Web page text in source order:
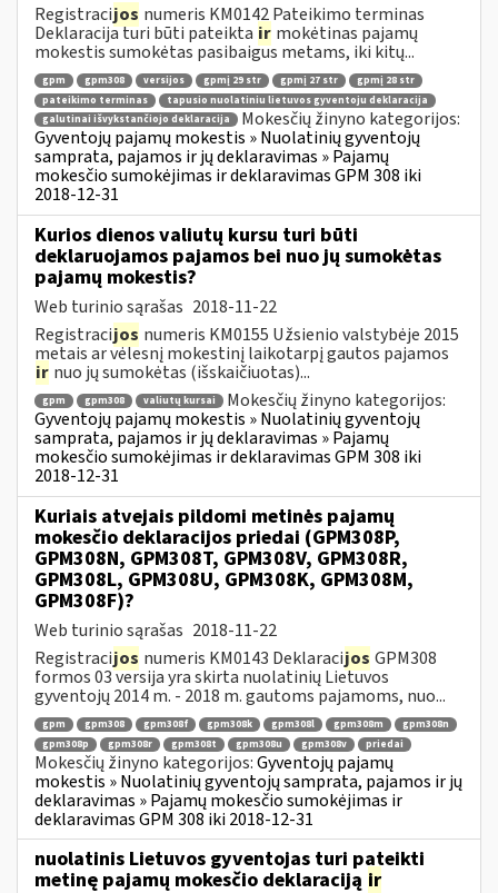
Registracijos numeris KM0142 Pateikimo terminas
Deklaracija turi būti pateikta ir mokėtinas pajamų
mokestis sumokėtas pasibaigus metams, iki kitų...
gpm gpm308 versijos gpmį 29 str gpmį 27 str
gpmį 28 str
pateikimo terminas
tapusio nuolatiniu lietuvos gyventoju deklaracija
galutinai išvykstančiojo deklaracija
Mokesčių žinyno kategorijos:
Gyventojų pajamų mokestis » Nuolatinių gyventojų
samprata, pajamos ir jų deklaravimas » Pajamų
mokesčio sumokėjimas ir deklaravimas GPM 308 iki
2018-12-31
Kurios dienos valiutų kursu turi būti
deklaruojamos pajamos bei nuo jų sumokėtas
pajamų mokestis?
Web turinio sąrašas 2018-11-22
Registracijos numeris KM0155 Užsienio valstybėje 2015
metais ar vėlesnį mokestinį laikotarpį gautos pajamos
ir nuo jų sumokėtas (išskaičiuotas)...
gpm gpm308 valiutų kursai
Mokesčių žinyno kategorijos:
Gyventojų pajamų mokestis » Nuolatinių gyventojų
samprata, pajamos ir jų deklaravimas » Pajamų
mokesčio sumokėjimas ir deklaravimas GPM 308 iki
2018-12-31
Kuriais atvejais pildomi metinės pajamų
mokesčio deklaracijos priedai (GPM308P,
GPM308N, GPM308T, GPM308V, GPM308R,
GPM308L, GPM308U, GPM308K, GPM308M,
GPM308F)?
Web turinio sąrašas 2018-11-22
Registracijos numeris KM0143 Deklaracijos GPM308
formos 03 versija yra skirta nuolatinių Lietuvos
gyventojų 2014 m. - 2018 m. gautoms pajamoms, nuo...
gpm gpm308 gpm308f gpm308k gpm308l gpm308m
gpm308n
gpm308p
gpm308r gpm308t gpm308u gpm308v priedai
Mokesčių žinyno kategorijos:Gyventojų pajamų
mokestis » Nuolatinių gyventojų samprata, pajamos ir jų
deklaravimas » Pajamų mokesčio sumokėjimas ir
deklaravimas GPM 308 iki 2018-12-31
nuolatinis Lietuvos gyventojas turi pateikti
metinę pajamų mokesčio deklaraciją ir